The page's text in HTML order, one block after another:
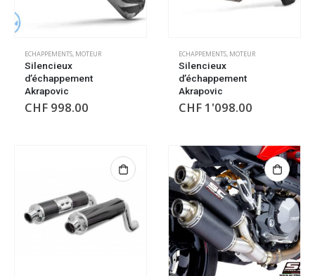
ECHAPPEMENTS, MOTEUR
Silencieux
d’échappement
Akrapovic
CHF 998.00
ECHAPPEMENTS, MOTEUR
Silencieux
d’échappement
Akrapovic
CHF 1'098.00